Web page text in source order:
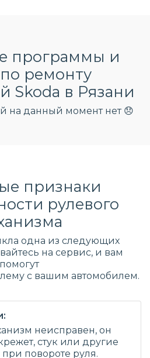
программы и
ремонту
Skoda в Рязани
на данный момент нет 😞
признаки
рулевого
одна из следующих
на сервис, и вам
помогут
с вашим автомобилем.
неисправен, он
стук или другие
повороте руля.